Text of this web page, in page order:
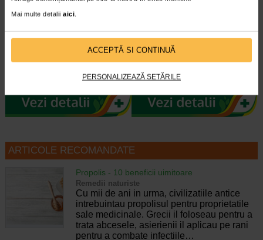
Mai multe detalii aici.
ACCEPTĂ SI CONTINUĂ
PERSONALIZEAZĂ SETĂRILE
6 acadele, NATURALIS
Bombovit este un supliment
baza de ingrediente de origine…
Calatorie, 6 g, 6 acadele…
Naturalis Bombovit De Calatorie
inovator, sub forma de acadea…
ARTICOLE RECOMANDATE
Propolis - 10 beneficii uimitoare
Remedii naturiste
Cu mii de ani in urma, civilizatiile antice
intrebuintau propolisul pentru proprietatile
sale medicinale. Grecii il foloseau pentru a
trata abcesele, asierienii il aplicau pe rani
pentru a combate infectiile…